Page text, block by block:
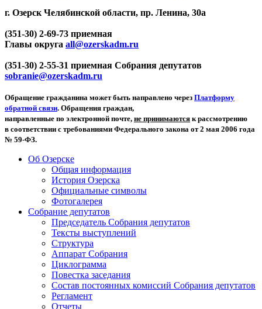
г. Озерск Челябинской области, пр. Ленина, 30а
(351-30) 2-69-73 приемная
Главы округа all@ozerskadm.ru
(351-30) 2-55-31 приемная Собрания депутатов
sobranie@ozerskadm.ru
Обращение гражданина может быть направлено через Платформу
обратной связи. Обращения граждан,
направленные по электронной почте, не принимаются к рассмотрению
в соответствии с требованиями Федерального закона от 2 мая 2006 года
№ 59-ФЗ.
Об Озерске
Общая информация
История Озерска
Официальные символы
Фотогалерея
Собрание депутатов
Председатель Собрания депутатов
Тексты выступлений
Структура
Аппарат Собрания
Циклограмма
Повестка заседания
Состав постоянных комиссий Собрания депутатов
Регламент
Отчеты